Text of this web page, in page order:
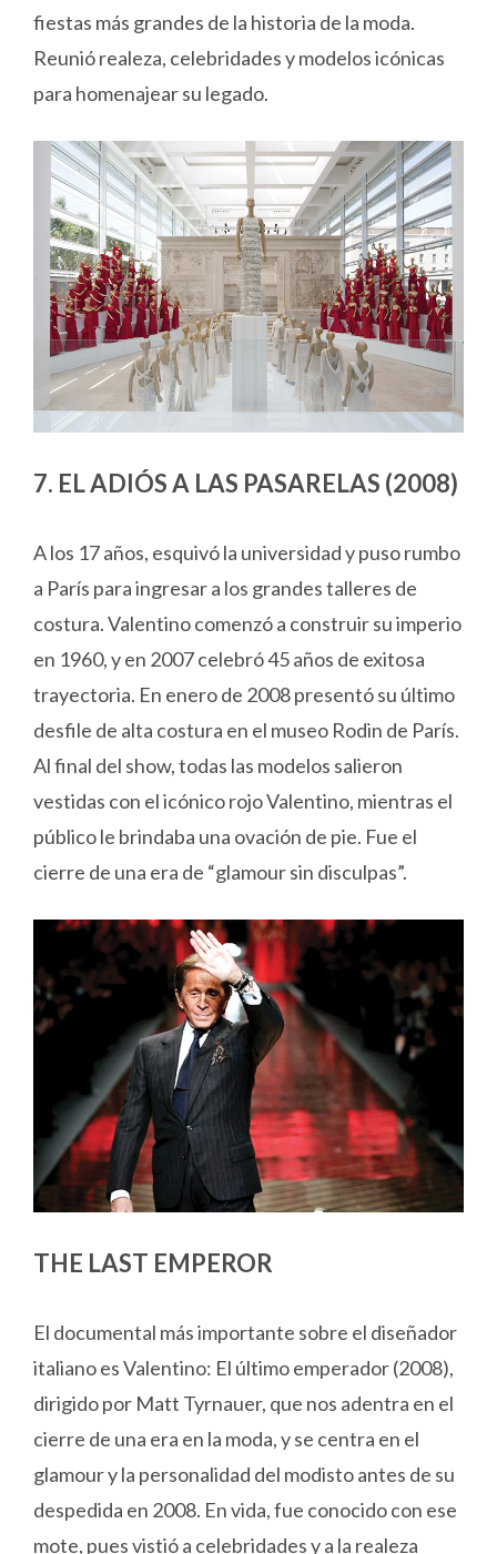
fiestas más grandes de la historia de la moda.
Reunió realeza, celebridades y modelos icónicas
para homenajear su legado.
7. EL ADIÓS A LAS PASARELAS (2008)
A los 17 años, esquivó la universidad y puso rumbo
a París para ingresar a los grandes talleres de
costura. Valentino comenzó a construir su imperio
en 1960, y en 2007 celebró 45 años de exitosa
trayectoria. En enero de 2008 presentó su último
desfile de alta costura en el museo Rodin de París.
Al final del show, todas las modelos salieron
vestidas con el icónico rojo Valentino, mientras el
público le brindaba una ovación de pie. Fue el
cierre de una era de “glamour sin disculpas”.
THE LAST EMPEROR
El documental más importante sobre el diseñador
italiano es Valentino: El último emperador (2008),
dirigido por Matt Tyrnauer, que nos adentra en el
cierre de una era en la moda, y se centra en el
glamour y la personalidad del modisto antes de su
despedida en 2008. En vida, fue conocido con ese
mote, pues vistió a celebridades y a la realeza